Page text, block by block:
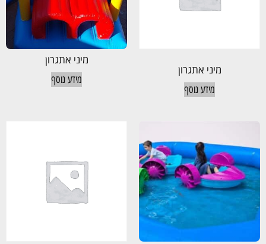
מיני אתגרון
מידע נוסף
מיני אתגרון
מידע נוסף